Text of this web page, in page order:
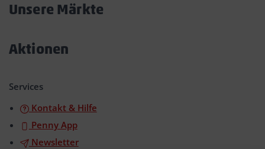
Unsere Märkte
Aktionen
Services
Kontakt & Hilfe
Penny App
Newsletter